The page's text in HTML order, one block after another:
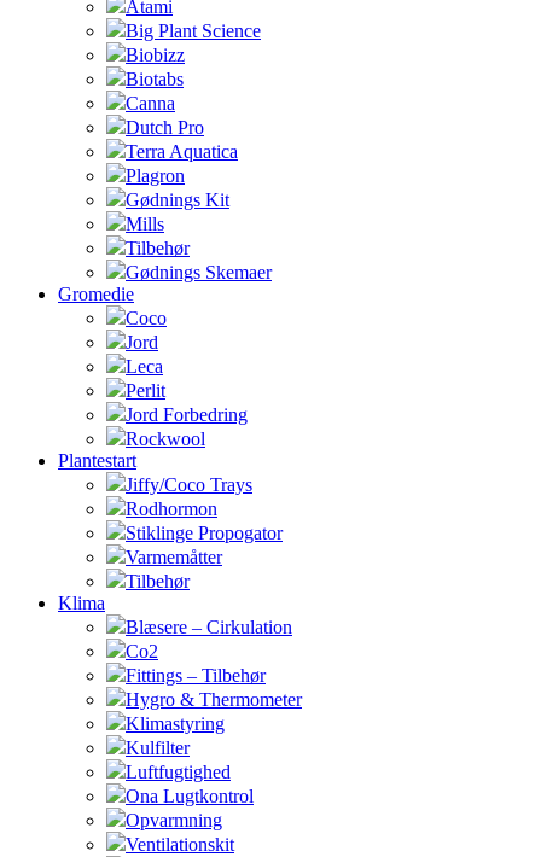
Atami
Big Plant Science
Biobizz
Biotabs
Canna
Dutch Pro
Terra Aquatica
Plagron
Gødnings Kit
Mills
Tilbehør
Gødnings Skemaer
Gromedie
Coco
Jord
Leca
Perlit
Jord Forbedring
Rockwool
Plantestart
Jiffy/Coco Trays
Rodhormon
Stiklinge Propogator
Varmemåtter
Tilbehør
Klima
Blæsere – Cirkulation
Co2
Fittings – Tilbehør
Hygro & Thermometer
Klimastyring
Kulfilter
Luftfugtighed
Ona Lugtkontrol
Opvarmning
Ventilationskit